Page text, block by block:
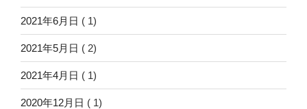
2021年6月日 ( 1)
2021年5月日 ( 2)
2021年4月日 ( 1)
2020年12月日 ( 1)